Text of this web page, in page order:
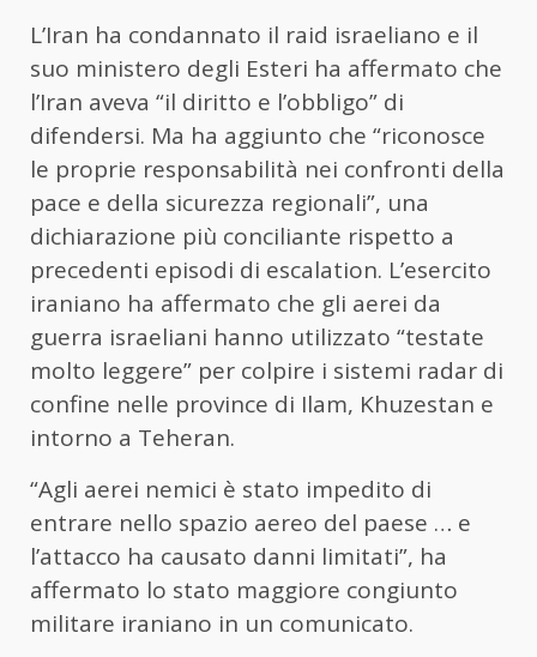
L’Iran ha condannato il raid israeliano e il
suo ministero degli Esteri ha affermato che
l’Iran aveva “il diritto e l’obbligo” di
difendersi. Ma ha aggiunto che “riconosce
le proprie responsabilità nei confronti della
pace e della sicurezza regionali”, una
dichiarazione più conciliante rispetto a
precedenti episodi di escalation. L’esercito
iraniano ha affermato che gli aerei da
guerra israeliani hanno utilizzato “testate
molto leggere” per colpire i sistemi radar di
confine nelle province di Ilam, Khuzestan e
intorno a Teheran.
“Agli aerei nemici è stato impedito di
entrare nello spazio aereo del paese … e
l’attacco ha causato danni limitati”, ha
affermato lo stato maggiore congiunto
militare iraniano in un comunicato.